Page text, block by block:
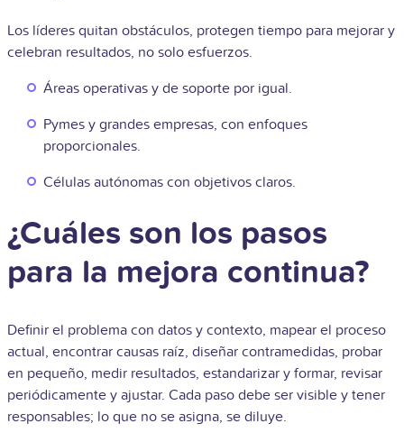
Los líderes quitan obstáculos, protegen tiempo para mejorar y
celebran resultados, no solo esfuerzos.
Áreas operativas y de soporte por igual.
Pymes y grandes empresas, con enfoques
proporcionales.
Células autónomas con objetivos claros.
¿Cuáles son los pasos
para la mejora continua?
Definir el problema con datos y contexto, mapear el proceso
actual, encontrar causas raíz, diseñar contramedidas, probar
en pequeño, medir resultados, estandarizar y formar, revisar
periódicamente y ajustar. Cada paso debe ser visible y tener
responsables; lo que no se asigna, se diluye.